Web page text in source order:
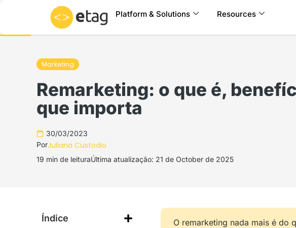
Platform & Solutions Resources
Marketing
Remarketing: o que é,
que importa
30/03/2023
PorJuliana Custodio
19 min de leituraÚltima atualização: 21 de October de 2025
Índice
O remarketing nada mais é do